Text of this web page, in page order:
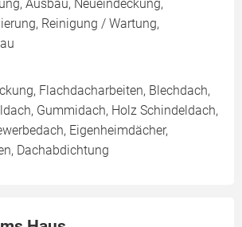
Ausbau, Neueindeckung,
Reinigung / Wartung,
Flachdacharbeiten, Blechdach,
Gummidach, Holz Schindeldach,
Eigenheimdächer,
Dachabdichtung